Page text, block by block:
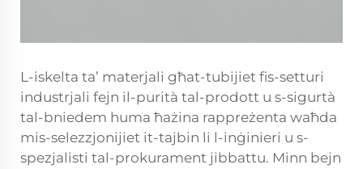
L-iskelta ta’ materjali għat-tubijiet fis-setturi
industrjali fejn il-purità tal-prodott u s-sigurtà
tal-bniedem huma ħażina rappreżenta waħda
mis-selezzjonijiet it-tajbin li l-inġinieri u s-
spezjalisti tal-prokurament jibbattu. Minn bejn